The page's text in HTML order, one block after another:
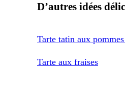
D’autres idées
Tarte tatin aux
Tarte aux fraises